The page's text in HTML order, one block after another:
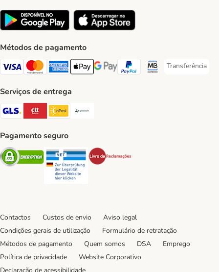
Métodos de pagamento
Visa Payment Method
Mastercard Payment Method
American Express Payment Method
Apple Pay Payment Method
Google Pay Payment Method
PayPal Payment Method
Multibanco Payment
Transferência
Transferência
Serviços de entrega
GLS Shipping Method
CTTExpress Shipping Method
InPost Shipping Method
Pagamento seguro
Security Security
Contactos Custos de envio
Aviso legal
Condições gerais de utilização
Formulário de retratação
Métodos de pagamento
Quem somos DSA
Emprego
Política de privacidade
Website Corporativo